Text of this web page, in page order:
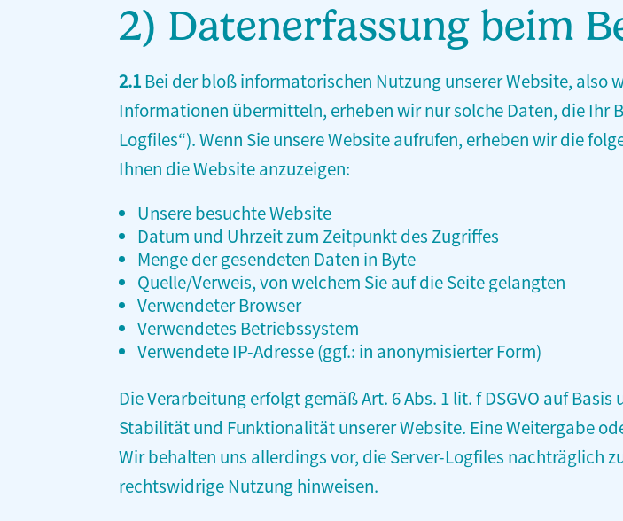
2) Datenerfassung beim
2.1Bei der bloß informatorischen Nutzung unserer Website, also
Informationen übermitteln, erheben wir nur solche Daten, die Ihr
Logfiles“). Wenn Sie unsere Website aufrufen, erheben wir die
Ihnen die Website anzuzeigen:
Unsere besuchte Website
Datum und Uhrzeit zum Zeitpunkt des Zugriffes
Menge der gesendeten Daten in Byte
Quelle/Verweis, von welchem Sie auf die Seite gelangten
Verwendeter Browser
Verwendetes Betriebssystem
Verwendete IP-Adresse (ggf.: in anonymisierter Form)
Die Verarbeitung erfolgt gemäß Art. 6 Abs. 1 lit. f DSGVO auf
Stabilität und Funktionalität unserer Website. Eine Weitergabe
Wir behalten uns allerdings vor, die Server-Logfiles nachträglich
rechtswidrige Nutzung hinweisen.